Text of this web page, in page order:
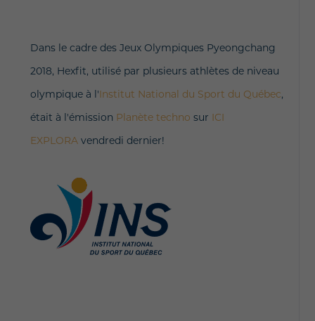
Dans le cadre des Jeux Olympiques Pyeongchang
2018, Hexfit, utilisé par plusieurs athlètes de niveau
olympique à l'Institut National du Sport du Québec,
était à l'émission Planète techno sur ICI
EXPLORAvendredi dernier!